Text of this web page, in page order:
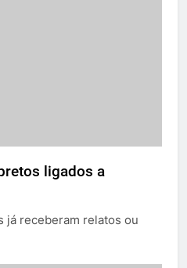
ligados a
já receberam relatos ou